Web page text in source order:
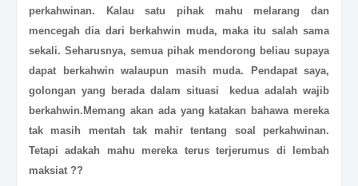
perkahwinan. Kalau satu pihak mahu melarang dan
mencegah dia dari berkahwin muda, maka itu salah sama
sekali. Seharusnya, semua pihak mendorong beliau supaya
dapat berkahwin walaupun masih muda. Pendapat saya,
golongan yang berada dalam situasi kedua adalah wajib
berkahwin. Memang akan ada yang katakan bahawa mereka
tak masih mentah tak mahir tentang soal perkahwinan.
Tetapi adakah mahu mereka terus terjerumus di lembah
maksiat ??